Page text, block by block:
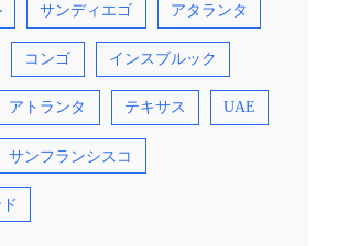
サンディエゴ アタランタ
コンゴ インスブルック
アトランタ テキサス UAE
サンフランシスコ